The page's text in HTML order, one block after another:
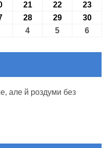
20.08.2026
2121.08.2026
2222.08.2026
23
27.08.2026
2828.08.2026
2929.08.2026
30
03.09.2026
4 04.09.2026
5 05.09.2026
6
але й роздуми без